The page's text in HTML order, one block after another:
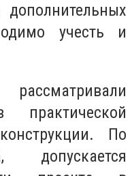
учесть и
практической
По
допускается